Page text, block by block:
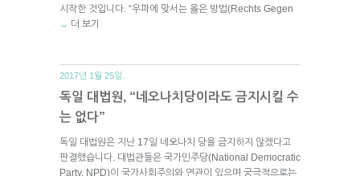
시작한 것입니다. “우파에 맞서는 옳은 방법(Rechts Gegen
→ 더 보기
2017년 1월 25일.
독일 대법원, “네오나치당이라도 금지시킬 수
는 없다”
독일 대법원은 지난 17일 네오나치 당을 금지하지 않겠다고
판결했습니다. 대법관들은 국가민주당(National Democratic
Party, NPD)이 국가사회주의와 연관이 있으며 궁극적으로는